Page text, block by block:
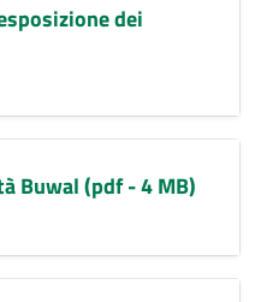
dei
Buwal (pdf - 4 MB)